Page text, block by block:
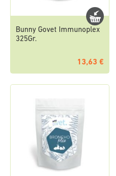
Bunny Govet Immunoplex
325Gr.
13,63 €